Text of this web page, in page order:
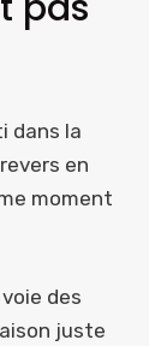
dans la
en
moment
des
juste